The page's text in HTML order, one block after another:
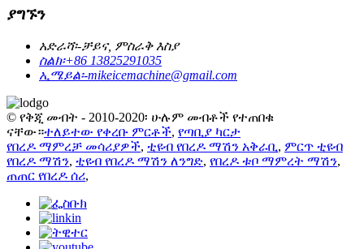
ያግኙን
አድራሻ፡-ቻይና, ምስራቅ እስያ
ስልክ፡+86 13825291035
ኢሜይል፡-mikeicemachine@gmail.com
© የቅጂ መብት - 2010-2020፡ ሁሉም መብቶች የተጠበቁ
ናቸው።ተለይተው የቀረቡ ምርቶች, የጣቢያ ካርታ
የበረዶ ማምረቻ መሳሪያዎች, ቲዩብ የበረዶ ማሽን አቅራቢ, ምርጥ ቲዩብ
የበረዶ ማሽን, ቲዩብ የበረዶ ማሽን ለንግድ, የበረዶ ቱቦ ማምረት ማሽን,
ጠጠር የበረዶ ሰሪ,